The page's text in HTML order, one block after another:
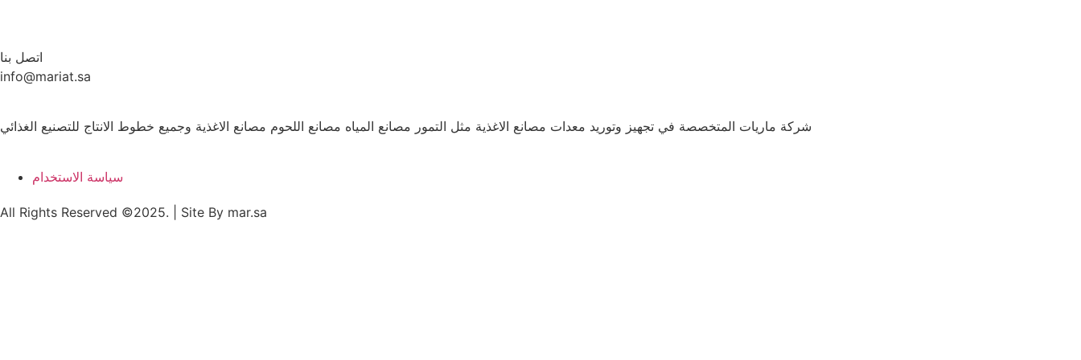
info@mariat.sa
شركة ماريات المتخصصة في تجهيز وتوريد معدات مصانع الاغذية مثل التمور مصانع المياه مصانع اللحوم مصانع الاغذية وجميع خطوط الانتاج للتصنيع الغذائي
سياسة الاستخدام
All Rights Reserved ©2025. | Site By mar.sa